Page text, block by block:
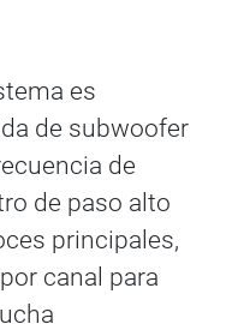
es
de subwoofer
de
de paso alto
principales,
canal para